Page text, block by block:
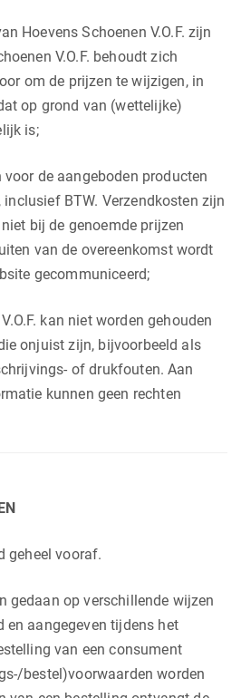
Hoevens Schoenen V.O.F. zijn
V.O.F. behoudt zich
om de prijzen te wijzigen, in
op grond van (wettelijke)
is;
voor de aangeboden producten
inclusief BTW. Verzendkosten zijn
bij de genoemde prijzen
van de overeenkomst wordt
gecommuniceerd;
kan niet worden gehouden
onjuist zijn, bijvoorbeeld als
of drukfouten. Aan
kunnen geen rechten
geheel vooraf.
gedaan op verschillende wijzen
en aangegeven tijdens het
van een consument
bestel)voorwaarden worden